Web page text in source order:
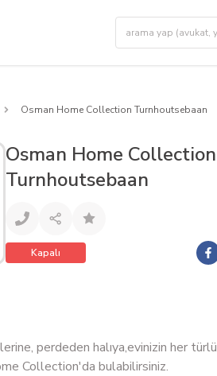
Osman Home Collection Turnhoutsebaan
Osman Home Collection
Turnhoutsebaan
Kapalı
perdeden halıya,evinizin her türlü
Collection'da bulabilirsiniz.